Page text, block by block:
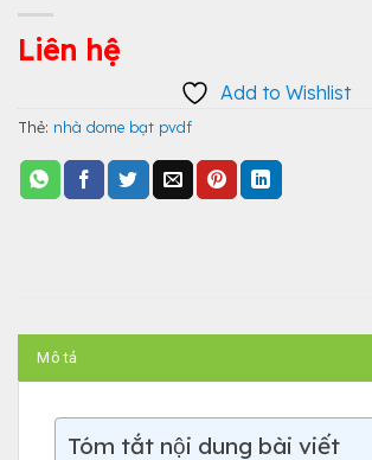
Liên hệ
Add to Wishlist
Thẻ: nhà dome bạt pvdf
Mô tả
Tóm tắt nội dung bài viết